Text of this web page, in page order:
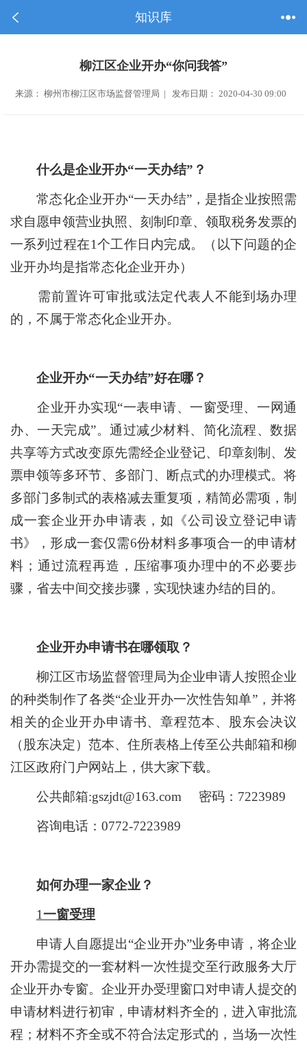
知识库
柳江区企业开办“你问我答”
来源： 柳州市柳江区市场监督管理局 | 发布日期： 2020-04-30 09:00
什么是企业开办“一天办结” ？
常态化企业开办“一天办结”，是指企业按照需
求自愿申领营业执照、刻制印章、领取税务发票的
一系列过程在1个工作日内完成。（以下问题的企
业开办均是指常态化企业开办）
需前置许可审批或法定代表人不能到场办理
的，不属于常态化企业开办。
企业开办“一天办结”好在哪？
企业开办实现“一表申请、一窗受理、一网通
办、一天完成”。通过减少材料、简化流程、数据
共享等方式改变原先需经企业登记、印章刻制、发
票申领等多环节、多部门、断点式的办理模式。将
多部门多制式的表格减去重复项，精简必需项，制
成一套企业开办申请表，如《公司设立登记申请
书》，形成一套仅需6份材料多事项合一的申请材
料；通过流程再造，压缩事项办理中的不必要步
骤，省去中间交接步骤，实现快速办结的目的。
企业开办申请书在哪领取？
柳江区市场监督管理局为企业申请人按照企业
的种类制作了各类“企业开办一次性告知单”，并将
相关的企业开办申请书、章程范本、股东会决议
（股东决定）范本、住所表格上传至公共邮箱和柳
江区政府门户网站上，供大家下载。
公共邮箱:gszjdt@163.com 密码： 7223989
咨询电话： 0772-7223989
如何办理一家企业？
1一窗受理
申请人自愿提出“企业开办”业务申请，将企业
开办需提交的一套材料一次性提交至行政服务大厅
企业开办专窗。企业开办受理窗口对申请人提交的
申请材料进行初审，申请材料齐全的，进入审批流
程；材料不齐全或不符合法定形式的，当场一次性